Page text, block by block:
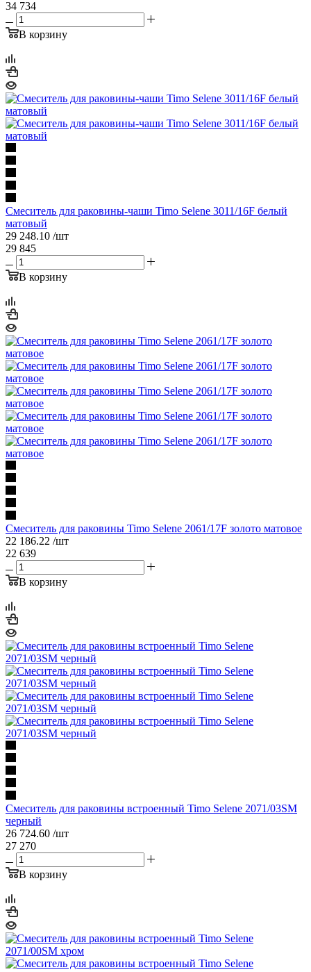
34 734
В корзину
Смеситель для раковины-чаши Timo Selene 3011/16F белый
матовый
29 248.10 /шт
29 845
В корзину
Смеситель для раковины Timo Selene 2061/17F золото матовое
22 186.22 /шт
22 639
В корзину
Смеситель для раковины встроенный Timo Selene 2071/03SM
черный
26 724.60 /шт
27 270
В корзину